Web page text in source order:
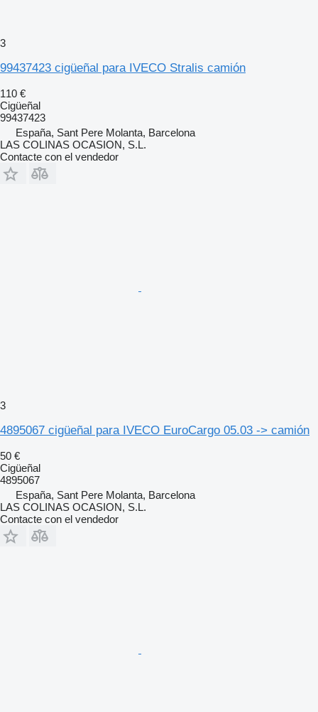
3
99437423 cigüeñal para IVECO Stralis camión
110 €
Cigüeñal
99437423
España, Sant Pere Molanta, Barcelona
LAS COLINAS OCASION, S.L.
Contacte con el vendedor
3
4895067 cigüeñal para IVECO EuroCargo 05.03 -> camión
50 €
Cigüeñal
4895067
España, Sant Pere Molanta, Barcelona
LAS COLINAS OCASION, S.L.
Contacte con el vendedor